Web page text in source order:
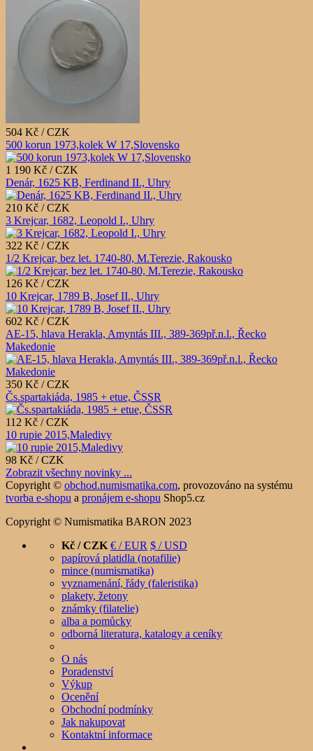
504 Kč / CZK
500 korun 1973,kolek W 17,Slovensko
1 190 Kč / CZK
Denár, 1625 KB, Ferdinand II., Uhry
210 Kč / CZK
3 Krejcar, 1682, Leopold I., Uhry
322 Kč / CZK
1/2 Krejcar, bez let. 1740-80, M.Terezie, Rakousko
126 Kč / CZK
10 Krejcar, 1789 B, Josef II., Uhry
602 Kč / CZK
AE-15, hlava Herakla, Amyntás III., 389-369př.n.l., Řecko
Makedonie
350 Kč / CZK
Čs.spartakiáda, 1985 + etue, ČSSR
112 Kč / CZK
10 rupie 2015,Maledivy
98 Kč / CZK
Zobrazit všechny novinky ...
Copyright © obchod.numismatika.com, provozováno na systému
tvorba e-shopu a pronájem e-shopu Shop5.cz
Copyright © Numismatika BARON 2023
Kč / CZK € / EUR $ / USD
papírová platidla (notafilie)
mince (numismatika)
vyznamenání, řády (faleristika)
plakety, žetony
známky (filatelie)
alba a pomůcky
odborná literatura, katalogy a ceníky
O nás
Poradenství
Výkup
Ocenění
Obchodní podmínky
Jak nakupovat
Kontaktní informace